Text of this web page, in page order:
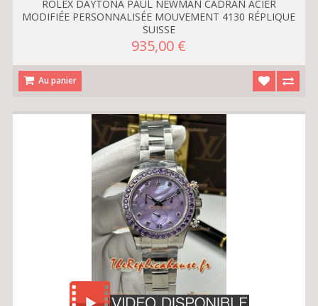
ROLEX DAYTONA PAUL NEWMAN CADRAN ACIER
MODIFIÉE PERSONNALISÉE MOUVEMENT 4130 RÉPLIQUE
SUISSE
935,00 €
Au panier